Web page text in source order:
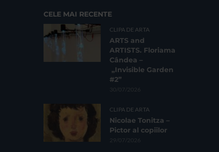
CELE MAI RECENTE
CLIPA DE ARTA
ARTS and
ARTISTS. Floriama
Cândea –
„Invisible Garden
#2”
30/07/2026
CLIPA DE ARTA
Nicolae Tonitza –
Pictor al copiilor
29/07/2026